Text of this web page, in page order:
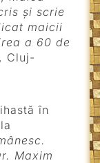
și scrie
maicii
a 60 de
Cluj-
în
Maxim